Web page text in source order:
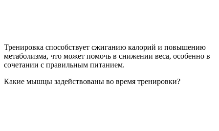
Тренировка способствует сжиганию калорий и повышению
метаболизма, что может помочь в снижении веса, особенно в
сочетании с правильным питанием.
Какие мышцы задействованы во время тренировки?